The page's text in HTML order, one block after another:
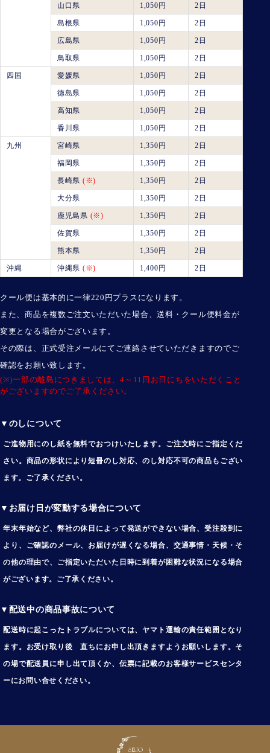
山口県 1,050円 2日
島根県 1,050円 2日
広島県 1,050円 2日
鳥取県 1,050円 2日
四国 愛媛県 1,050円 2日
徳島県 1,050円 2日
高知県 1,050円 2日
香川県 1,050円 2日
九州 宮崎県 1,350円 2日
福岡県 1,350円 2日
長崎県 (※) 1,350円 2日
大分県 1,350円 2日
鹿児島県 (※) 1,350円 2日
佐賀県 1,350円 2日
熊本県 1,350円 2日
沖縄 沖縄県 (※) 1,400円 2日
クール便は基本的に一律220円プラスになります。
また、商品を複数ご注文いただいた場合、送料・クール便料金が
変更となる場合がございます。
その際は、正式受注メールにてご連絡させていただきますのでご
確認をお願い致します。
(※)一部の離島につきましては、4～11日お日にちをいただくこと
がございますのでご了承ください。
▼のしについて
ご進物用にのし紙を無料でおつけいたします。ご注文時にご指定くだ
さい。商品の形状により短冊のし対応、のし対応不可の商品もござい
ます。ご了承ください。
▼お届け日が変動する場合について
年末年始など、弊社の休日によって発送ができない場合、受注殺到に
より、ご確認のメール、お届けが遅くなる場合、交通事情・天候・そ
の他の理由で、ご指定いただいた日時に到着が困難な状況になる場合
がございます。ご了承ください。
▼配送中の商品事故について
配送時に起こったトラブルについては、ヤマト運輸の責任範囲となり
ます。お受け取り後 直ちにお申し出頂きますようお願いします。そ
の場で配送員に申し出て頂くか、伝票に記載のお客様サービスセンタ
ーにお問い合せください。